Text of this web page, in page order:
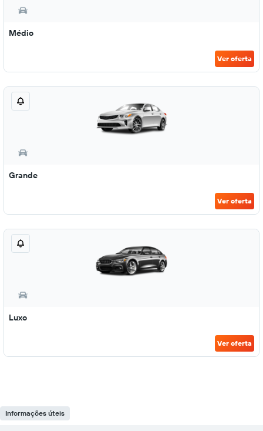
Médio
Ver oferta
Grande
Ver oferta
Luxo
Ver oferta
Informações úteis